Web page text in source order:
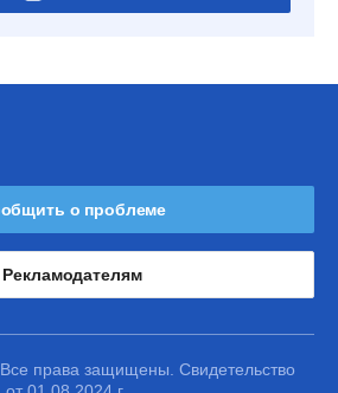
о проблеме
Рекламодателям
права защищены. Свидетельство